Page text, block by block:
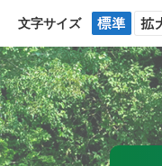
文字サイズ